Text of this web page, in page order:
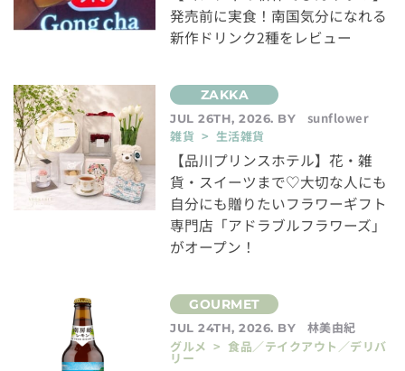
発売前に実食！南国気分になれる
新作ドリンク2種をレビュー
JUL 26TH, 2026. BY
sunflower
雑貨 > 生活雑貨
【品川プリンスホテル】花・雑
貨・スイーツまで♡大切な人にも
自分にも贈りたいフラワーギフト
専門店「アドラブルフラワーズ」
がオープン！
JUL 24TH, 2026. BY
林美由紀
グルメ > 食品／テイクアウト／デリバ
リー